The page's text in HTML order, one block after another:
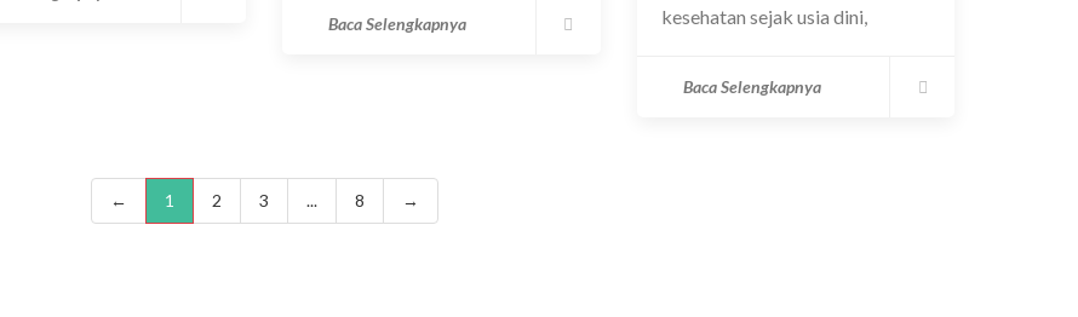
Baca Selengkapnya
kesehatan sejak usia dini,
Baca Selengkapnya
← 1 2 3 ... 8 →